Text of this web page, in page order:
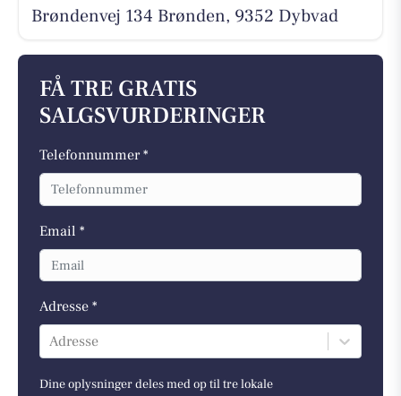
Brøndenvej 134 Brønden, 9352 Dybvad
FÅ TRE GRATIS
SALGSVURDERINGER
Telefonnummer *
Email *
Adresse *
Adresse
Dine oplysninger deles med op til tre lokale